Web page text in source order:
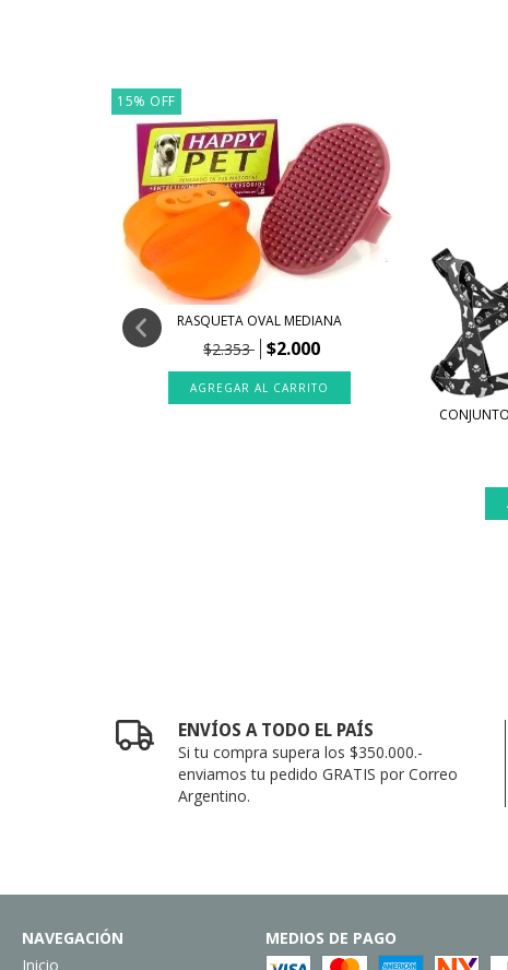
15% OFF
RASQUETA OVAL MEDIANA
$2.353 $2.000
ENVÍOS A TODO EL PAÍS
Si tu compra supera los $350.000.-
enviamos tu pedido GRATIS por Correo
Argentino.
NAVEGACIÓN
Inicio
MEDIOS DE PAGO